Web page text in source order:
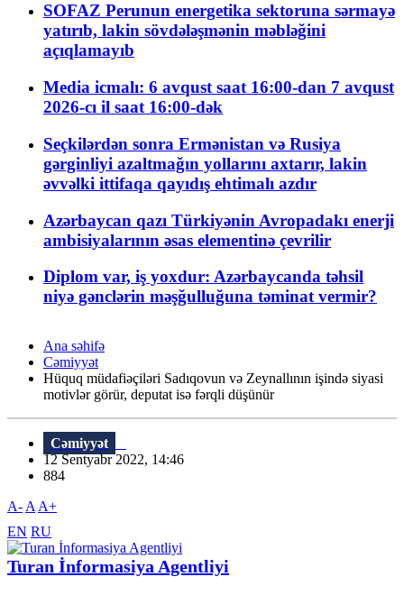
SOFAZ Perunun energetika sektoruna sərmayə
yatırıb, lakin sövdələşmənin məbləğini
açıqlamayıb
Media icmalı: 6 avqust saat 16:00-dan 7 avqust
2026-cı il saat 16:00-dək
Seçkilərdən sonra Ermənistan və Rusiya
gərginliyi azaltmağın yollarını axtarır, lakin
əvvəlki ittifaqa qayıdış ehtimalı azdır
Azərbaycan qazı Türkiyənin Avropadakı enerji
ambisiyalarının əsas elementinə çevrilir
Diplom var, iş yoxdur: Azərbaycanda təhsil
niyə gənclərin məşğulluğuna təminat vermir?
Ana səhifə
Cəmiyyət
Hüquq müdafiəçiləri Sadıqovun və Zeynallının işində siyasi
motivlər görür, deputat isə fərqli düşünür
Cəmiyyət
12 Sentyabr 2022, 14:46
884
A- A A+
EN RU
Turan İnformasiya Agentliyi